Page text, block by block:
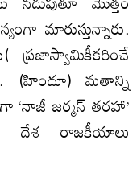
మారుస్తున్నారు.
ప్రజాస్వామికీకరించే
(హిందూ) మతాన్ని
‘నాజీ జర్మన్ తరహా’
దేశ రాజకీయాలు